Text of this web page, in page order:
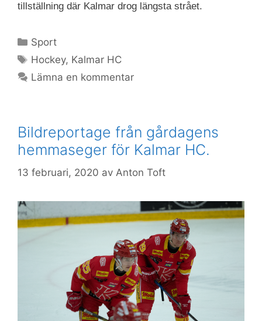
tillställning där Kalmar drog längsta strået.
Sport
Hockey, Kalmar HC
Lämna en kommentar
Bildreportage från gårdagens
hemmaseger för Kalmar HC.
13 februari, 2020 av Anton Toft